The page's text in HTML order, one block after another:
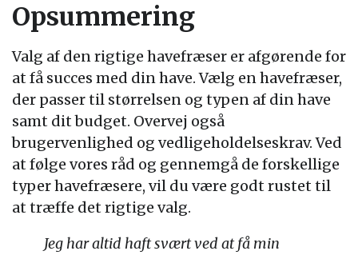
Opsummering
Valg af den rigtige havefræser er afgørende for
at få succes med din have. Vælg en havefræser,
der passer til størrelsen og typen af din have
samt dit budget. Overvej også
brugervenlighed og vedligeholdelseskrav. Ved
at følge vores råd og gennemgå de forskellige
typer havefræsere, vil du være godt rustet til
at træffe det rigtige valg.
Jeg har altid haft svært ved at få min